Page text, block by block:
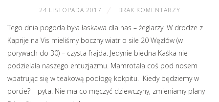
24 LISTOPADA 2017 BRAK KOMENTARZY
Tego dnia pogoda była łaskawa dla nas – żeglarzy. W drodze z
Kaprije na Vis mieliśmy boczny wiatr o sile 20 Węzłów (w
porywach do 30) – czysta frajda. Jedynie biedna Kaśka nie
podzielała naszego entuzjazmu. Mamrotała coś pod nosem
wpatrując się w teakową podłogę kokpitu. Kiedy będziemy w
porcie? – pyta. Nie ma co męczyć dziewczyny, zmieniamy plany –